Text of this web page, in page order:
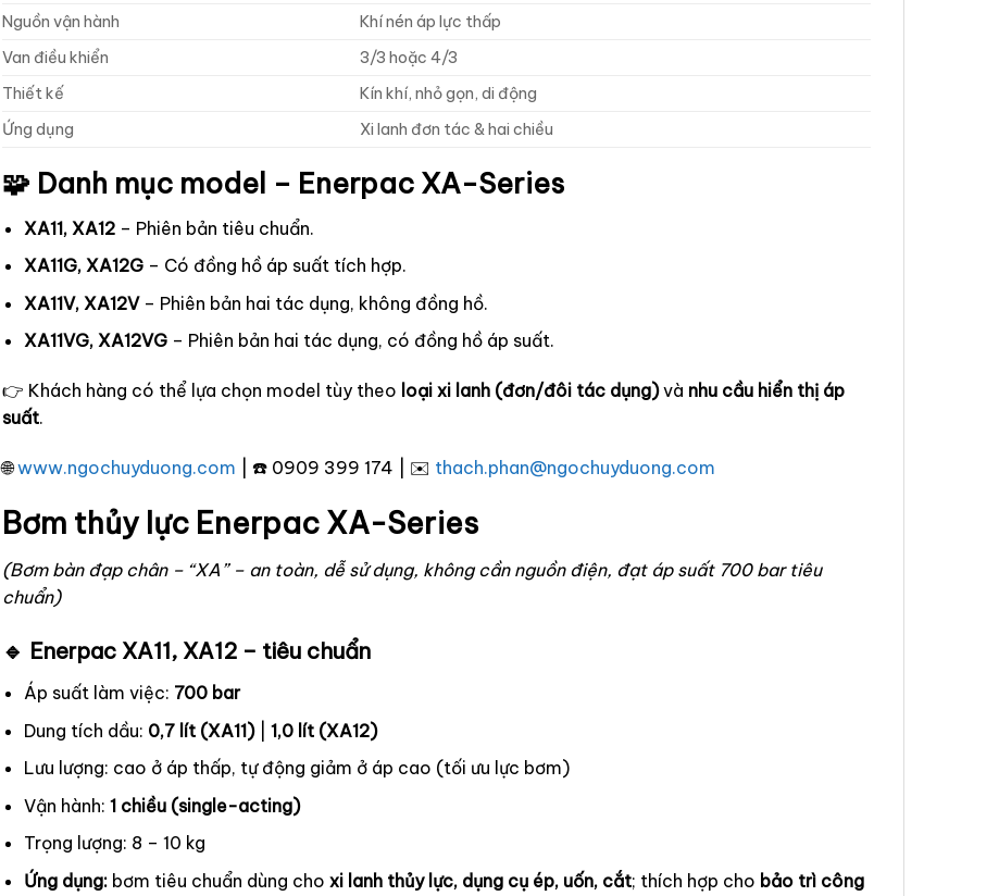
Nguồn vận hành
Khí nén áp lực thấp
Van điều khiển
3/3 hoặc 4/3
Thiết kế
Kín khí, nhỏ gọn, di động
Ứng dụng
Xi lanh đơn tác & hai chiều
🧩 Danh mục model – Enerpac XA-Series
XA11, XA12 – Phiên bản tiêu chuẩn.
XA11G, XA12G – Có đồng hồ áp suất tích hợp.
XA11V, XA12V– Phiên bản hai tác dụng, không đồng hồ.
XA11VG, XA12VG – Phiên bản hai tác dụng, có đồng hồ áp suất.
👉 Khách hàng có thể lựa chọn model tùy theo loại xi lanh (đơn/đôi tác dụng)và nhu cầu hiển thị áp
suất.
🌐www.ngochuyduong.com | ☎️ 0909 399 174 | ✉️ thach.phan@ngochuyduong.com
Bơm thủy lực Enerpac XA-Series
(Bơm bàn đạp chân – “XA” – an toàn, dễ sử dụng, không cần nguồn điện, đạt áp suất 700 bar tiêu
chuẩn)
🔹 Enerpac XA11, XA12 – tiêu chuẩn
Áp suất làm việc: 700 bar
Dung tích dầu: 0,7 lít (XA11)|1,0 lít (XA12)
Lưu lượng: cao ở áp thấp, tự động giảm ở áp cao (tối ưu lực bơm)
Vận hành:1 chiều (single-acting)
Trọng lượng: 8 – 10 kg
Ứng dụng: bơm tiêu chuẩn dùng choxi lanh thủy lực, dụng cụ ép, uốn, cắt; thích hợp cho bảo trì công